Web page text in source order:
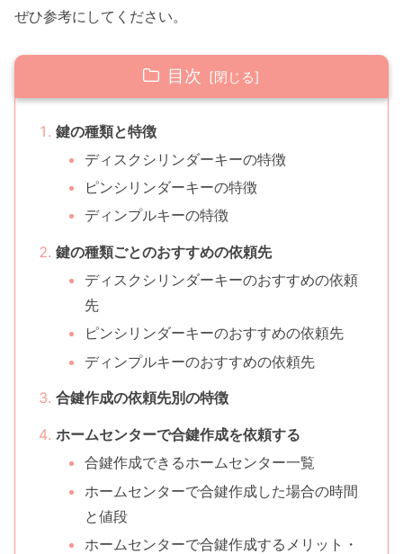
ぜひ参考にしてください。
目次
鍵の種類と特徴
ディスクシリンダーキーの特徴
ピンシリンダーキーの特徴
ディンプルキーの特徴
鍵の種類ごとのおすすめの依頼先
ディスクシリンダーキーのおすすめの依頼
先
ピンシリンダーキーのおすすめの依頼先
ディンプルキーのおすすめの依頼先
合鍵作成の依頼先別の特徴
ホームセンターで合鍵作成を依頼する
合鍵作成できるホームセンター一覧
ホームセンターで合鍵作成した場合の時間
と値段
ホームセンターで合鍵作成するメリット・